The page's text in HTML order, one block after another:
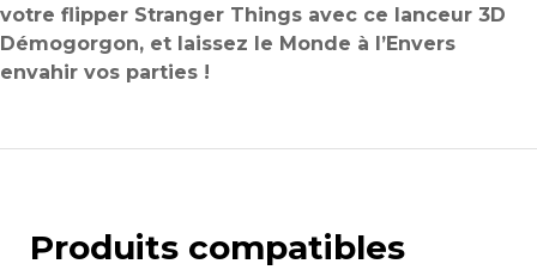
votre flipper Stranger Things avec ce lanceur 3D
Démogorgon, et laissez le Monde à l’Envers
envahir vos parties !
Produits compatibles